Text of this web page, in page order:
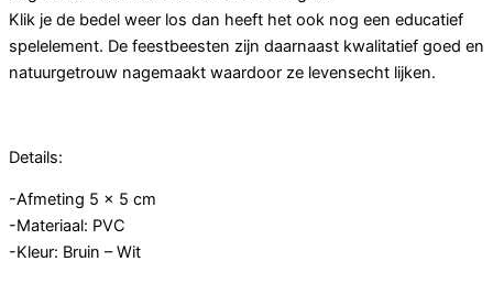
Klik je de bedel weer los dan heeft het ook nog een educatief
spelelement. De feestbeesten zijn daarnaast kwalitatief goed en
natuurgetrouw nagemaakt waardoor ze levensecht lijken.
Details:
-Afmeting 5 x 5 cm
-Materiaal: PVC
-Kleur: Bruin – Wit